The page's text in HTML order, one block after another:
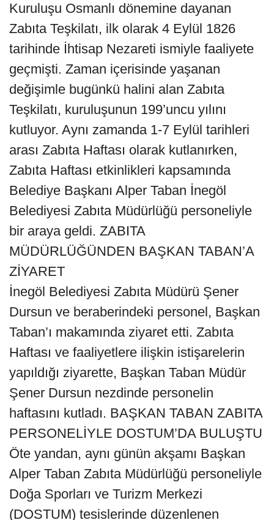
Kuruluşu Osmanlı dönemine dayanan
Zabıta Teşkilatı, ilk olarak 4 Eylül 1826
tarihinde İhtisap Nezareti ismiyle faaliyete
geçmişti. Zaman içerisinde yaşanan
değişimle bugünkü halini alan Zabıta
Teşkilatı, kuruluşunun 199’uncu yılını
kutluyor. Aynı zamanda 1-7 Eylül tarihleri
arası Zabıta Haftası olarak kutlanırken,
Zabıta Haftası etkinlikleri kapsamında
Belediye Başkanı Alper Taban İnegöl
Belediyesi Zabıta Müdürlüğü personeliyle
bir araya geldi. ZABITA
MÜDÜRLÜĞÜNDEN BAŞKAN TABAN’A
ZİYARET
İnegöl Belediyesi Zabıta Müdürü Şener
Dursun ve beraberindeki personel, Başkan
Taban’ı makamında ziyaret etti. Zabıta
Haftası ve faaliyetlere ilişkin istişarelerin
yapıldığı ziyarette, Başkan Taban Müdür
Şener Dursun nezdinde personelin
haftasını kutladı. BAŞKAN TABAN ZABITA
PERSONELİYLE DOSTUM’DA BULUŞTU
Öte yandan, aynı günün akşamı Başkan
Alper Taban Zabıta Müdürlüğü personeliyle
Doğa Sporları ve Turizm Merkezi
(DOSTUM) tesislerinde düzenlenen